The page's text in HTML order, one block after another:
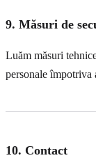
9. Măsuri de
Luăm măsuri
personale împotriva
10. Contact